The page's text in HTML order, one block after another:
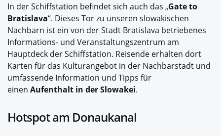
In der Schiffstation befindet sich auch das „Gate to
Bratislava“. Dieses Tor zu unseren slowakischen
Nachbarn ist ein von der Stadt Bratislava betriebenes
Informations- und Veranstaltungszentrum am
Hauptdeck der Schiffstation. Reisende erhalten dort
Karten für das Kulturangebot in der Nachbarstadt und
umfassende Information und Tipps für
einen Aufenthalt in der Slowakei.
Hotspot am Donaukanal